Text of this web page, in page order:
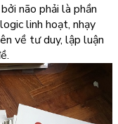
não phải là phần
linh hoạt, nhạy
về tư duy, lập luận